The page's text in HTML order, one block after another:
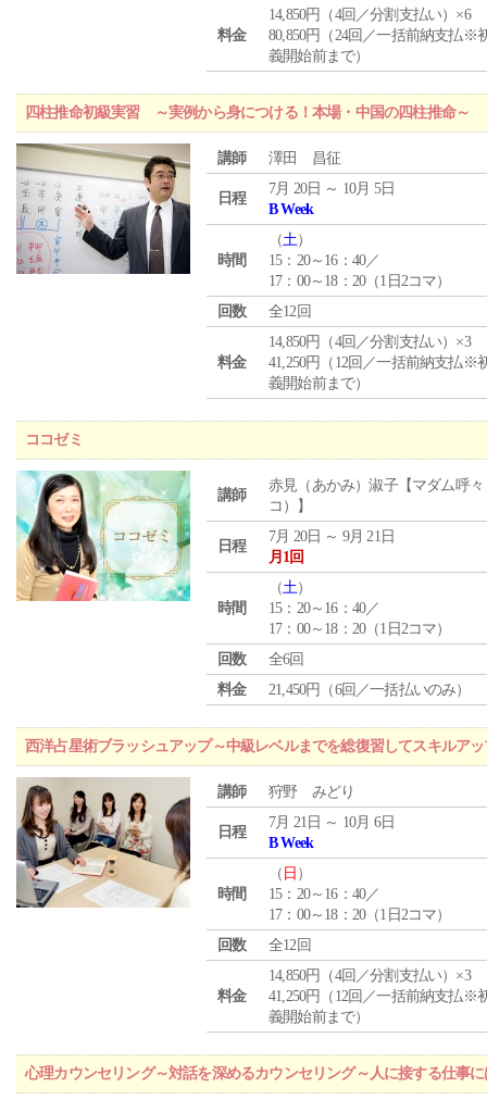
料金
14,850円（4回／分割支払い）×6
80,850円（24回／一括前納支払※
義開始前まで）
四柱推命初級実習 ～実例から身につける！本場・中国の四柱推命～
講師 澤田 昌征
日程
7月 20日 ～ 10月 5日
B Week
時間
（土）
15：20～16：40／
17：00～18：20（1日2コマ）
回数
全12回
料金
14,850円（4回／分割支払い）×3
41,250円（12回／一括前納支払※
義開始前まで）
ココゼミ
講師
赤見（あかみ）淑子【マダム呼々
コ）】
日程
7月 20日 ～ 9月 21日
月1回
時間
（土）
15：20～16：40／
17：00～18：20（1日2コマ）
回数
全6回
料金
21,450円（6回／一括払いのみ）
西洋占星術ブラッシュアップ～中級レベルまでを総復習してスキルア
講師 狩野 みどり
日程
7月 21日 ～ 10月 6日
B Week
時間
（ 日 ）
15：20～16：40／
17：00～18：20（1日2コマ）
回数
全12回
料金
14,850円（4回／分割支払い）×3
41,250円（12回／一括前納支払※
義開始前まで）
心理カウンセリング～対話を深めるカウンセリング～人に接する仕事